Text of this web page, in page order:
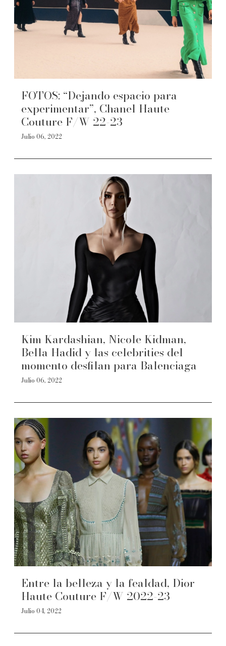
FOTOS: “Dejando espacio para
experimentar”, Chanel Haute
Couture F/W 22-23
Julio 06, 2022
Kim Kardashian, Nicole Kidman,
Bella Hadid y las celebrities del
momento desfilan para Balenciaga
Julio 06, 2022
Entre la belleza y la fealdad, Dior
Haute Couture F/W 2022-23
Julio 04, 2022